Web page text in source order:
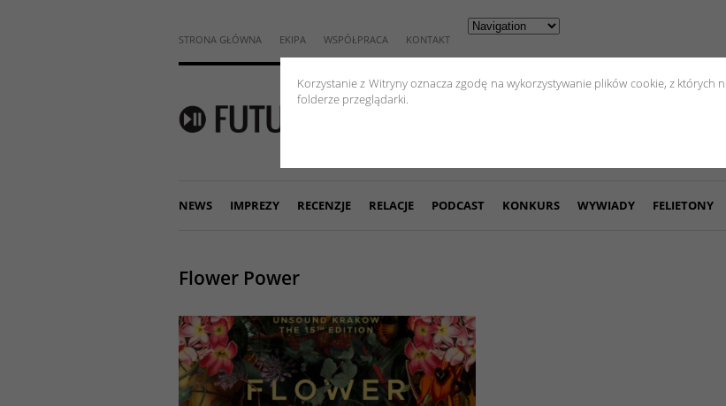
Korzystanie z Witryny oznacza zgodę na wykorzystywanie plików cookie, z których
folderze przeglądarki.
STRONA GŁÓWNA EKIPA WSPÓŁPRACA KONTAKT
NEWS IMPREZY RECENZJE RELACJE PODCAST KONKURS WYWIADY FELIETONY
Flower Power